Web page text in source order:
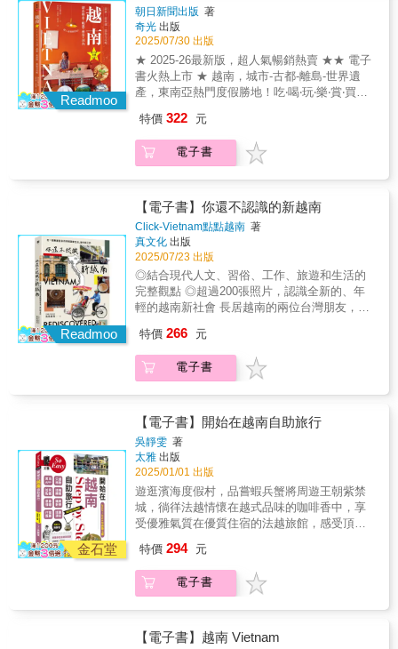
Readmoo
朝日新聞出版 著
奇光 出版
2025/07/30 出版
★ 2025-26最新版，超人氣暢銷熱賣 ★★ 電子
書火熱上市 ★ 越南，城市-古都-離島-世界遺
產，東南亞熱門度假勝地！吃‧喝‧玩‧樂‧賞‧買，
點，從最新資訊到實用便利帳，盡情享受旅遊
越南的多樣美好提案！打造絕景美食經典好物
精采表演絕不漏勾的越南之旅！旅遊情報最新
must dos @ Vietnam：必遊景點、必嘗美食、
必賞藝術、必買好物、必懂知識、必去名店，
最經典美學、最新潮時尚，私房獨家，在地視
角，一本搞定，絕不漏勾！◆越南城市古都+人
氣景點+世界遺產：胡志明市草田區、范五老
街、堤岸、西寧市、美萩市、富國島、峴港、
會安、順化、世界遺產阮氏王朝皇城、河內老
街、西湖周邊、下龍灣等，盡覽無遺！◆體驗
越南獨有特色：殖民地建築巡禮、豪華西貢河
越南咖啡享受午茶時光、上五行山健行、搭人
力車輕鬆遊街、到河內吃正宗越南河粉、享用
地方小吃和星級餐飲、到缽場採購越南陶瓷、
體驗高CP值療癒Spa等。◆上千張精美照片、
插圖、漫畫、藝術畫作、方位圖、圖例圖表，
用豐富的視覺呈現導覽越南！◆書前別冊詳附
越南全圖、胡志明市+中部+順化+峴港+會安
+河內地圖、西湖周邊地圖等13幅地圖，以及胡
志明市&河內國際機場圖，另附越南旅遊用語指
南、手指美食目錄、必去的超夯自選行程等便
利帳，方便隨身攜帶參考。◆景點標示和店家
資訊，完整詳盡，方便參考查索！出入境、交
通、飲食、住宿、購物、購票、通訊、表演、
匯兌、退稅、行前準備、景點╱餐廳╱店家╱
市集營業時刻等參考資料，一應俱全，清楚翔
內，最大城市是胡志明市。自1986年施行改革
特價 322 元
電子書
Readmoo
【電子書】你還不認識的新越南
Click-Vietnam點點越南 著
真文化 出版
2025/07/23 出版
◎結合現代人文、習俗、工作、旅遊和生活的
完整觀點 ◎超過200張照片，認識全新的、年
輕的越南新社會 長居越南的兩位台灣朋友，帶
&mdash;&mdash;
秋姮／John Hang TV&mdash;越南夯台灣創
作者 真討厭啊，看完這本書又想去越南走走
越南是二個往來非常緊密的國家，許多企業到
越南投資，許多臺灣人外派到越南工作，也有
很多越南配偶移民到臺灣，落地生根。然而，
我們對於越南的認識，是否還停留在穿奧黛戴
斗笠的美女、越戰留下的地道，以及越南河
粉？ 越南經濟成長飛快，如今的越南已換上了
一副年輕的新面貌。都市裡高樓林立，隨處都
有現代特色的咖啡廳和手搖飲料店，方便通勤
族的捷運、共享單車也越來越完整了，甚至一
帳、儲值、通訊、傳檔多種功能。 本書作者旅
居越南多年，深切感受到越南近年來現代化的
腳步加快了。以臺灣人的視角，作者在書中帶
我們體會新越南的現代面貌、年輕族群生活，
並整合當地重要的傳統習俗，搭配超過200張照
特價 266 元
電子書
金石堂
【電子書】開始在越南自助旅行
吳靜雯 著
太雅 出版
2025/01/01 出版
遊逛濱海度假村，品嘗蝦兵蟹將周遊王朝紫禁
城，徜徉法越情懷在越式品味的咖啡香中，享
受優雅氣質在優質住宿的法越旅館，感受頂級
解析交通系統、搭車購票前進越南的最佳陪
伴，四處玩轉都上手！本書除了包辦行前準
備、食衣住行攻略外，更教你深入體會小法國
越式SPA按摩，超享受★河內老街搭三輪車遊
特價 294 元
電子書
【電子書】越南 Vietnam